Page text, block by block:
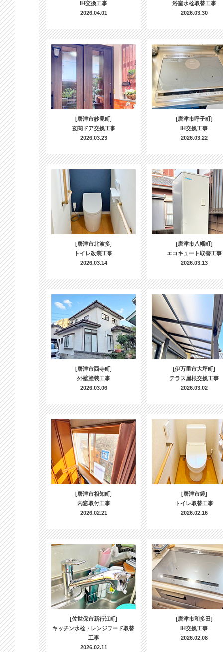
IH交換工事
2026.04.01
浴室水栓取替工事
2026.03.30
[唐津市妙見町]
玄関ドア交換工事
2026.03.23
[唐津市呼子町]
IH交換工事
2026.03.22
[唐津市北波多]
トイレ改装工事
2026.03.14
[唐津市八幡町]
エコキュート取替工事
2026.03.13
[唐津市西寺町]
外壁塗装工事
2026.03.06
[伊万里市大坪町]
テラス屋根交換工事
2026.03.02
[唐津市相知町]
内窓取付工事
2026.02.21
[唐津市鏡]
トイレ取替工事
2026.02.16
[佐世保市新行江町]
キッチン水栓・レンジフード取替
工事
2026.02.11
[唐津市和多田]
IH交換工事
2026.02.08